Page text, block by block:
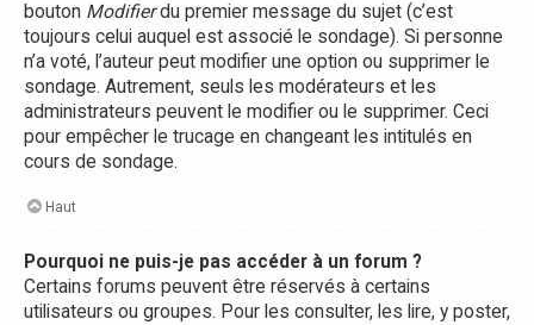
bouton Modifierdu premier message du sujet (c’est
toujours celui auquel est associé le sondage). Si personne
n’a voté, l’auteur peut modifier une option ou supprimer le
sondage. Autrement, seuls les modérateurs et les
administrateurs peuvent le modifier ou le supprimer. Ceci
pour empêcher le trucage en changeant les intitulés en
cours de sondage.
Haut
Pourquoi ne puis-je pas accéder à un forum ?
Certains forums peuvent être réservés à certains
utilisateurs ou groupes. Pour les consulter, les lire, y poster,